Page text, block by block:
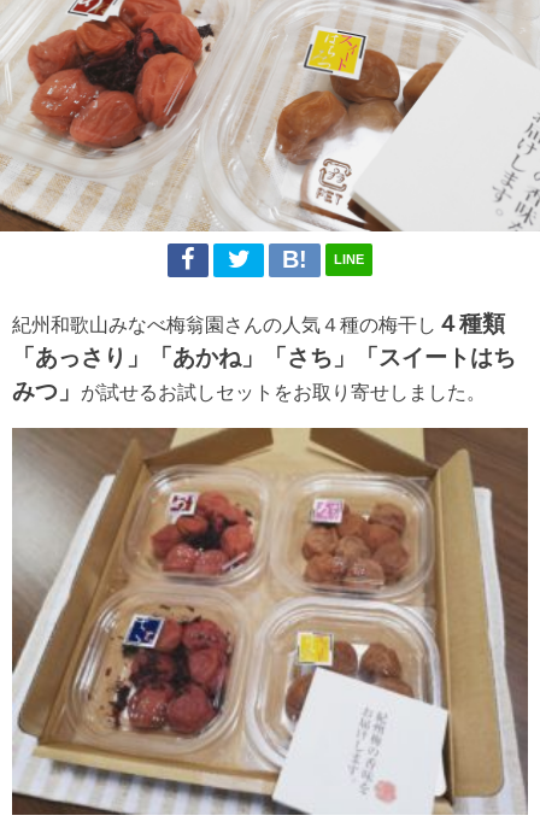
LINE
紀州和歌山みなべ梅翁園さんの人気４種の梅干し
４種類
「あっさり」「あかね」「さち」「スイートはち
みつ」
が試せるお試しセットをお取り寄せしました。